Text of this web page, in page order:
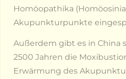
Homöopathika
Akupunkturpunkte
Außerdem gibt es in China
2500 Jahren die
Erwärmung des